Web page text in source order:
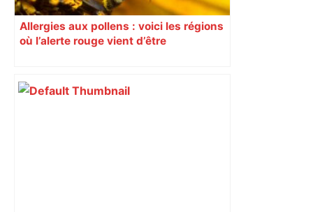
Allergies aux pollens : voici les régions
où l’alerte rouge vient d’être